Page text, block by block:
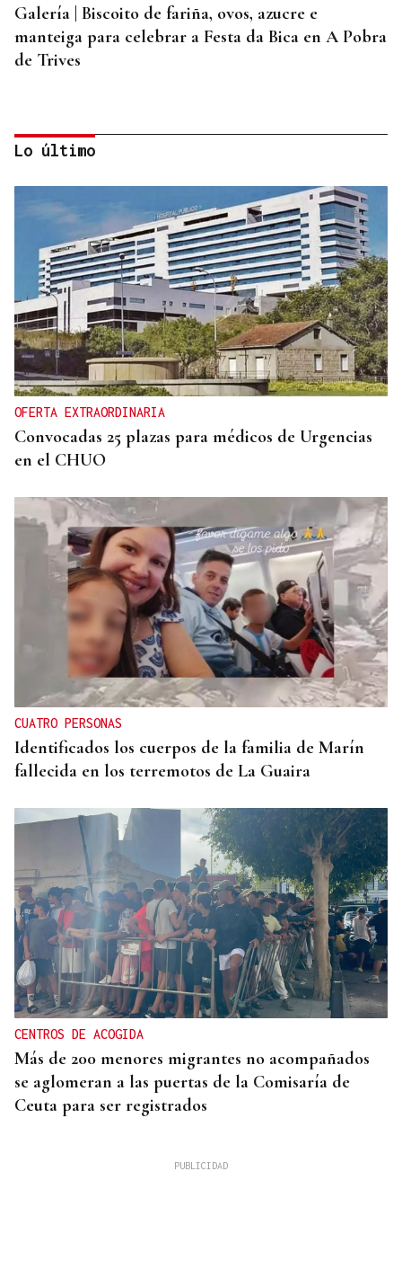
Galería | Biscoito de fariña, ovos, azucre e
manteiga para celebrar a Festa da Bica en A Pobra
de Trives
ACCIDENTE DE TRÁFICO
Herida y trasladada una persona al volcar su
coche en la OU-0703 a su paso por A Pobra de
Trives
Lo último
OFERTA EXTRAORDINARIA
Convocadas 25 plazas para médicos de Urgencias
en el CHUO
CUATRO PERSONAS
Identificados los cuerpos de la familia de Marín
fallecida en los terremotos de La Guaira
CENTROS DE ACOGIDA
Más de 200 menores migrantes no acompañados
se aglomeran a las puertas de la Comisaría de
Ceuta para ser registrados